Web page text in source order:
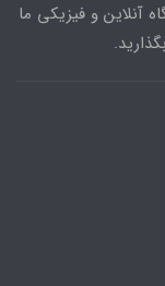
آنلاین و فیزیکی ما